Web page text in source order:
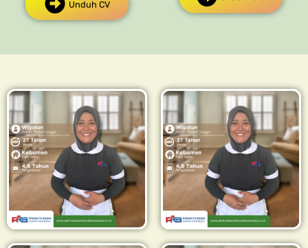
Unduh CV